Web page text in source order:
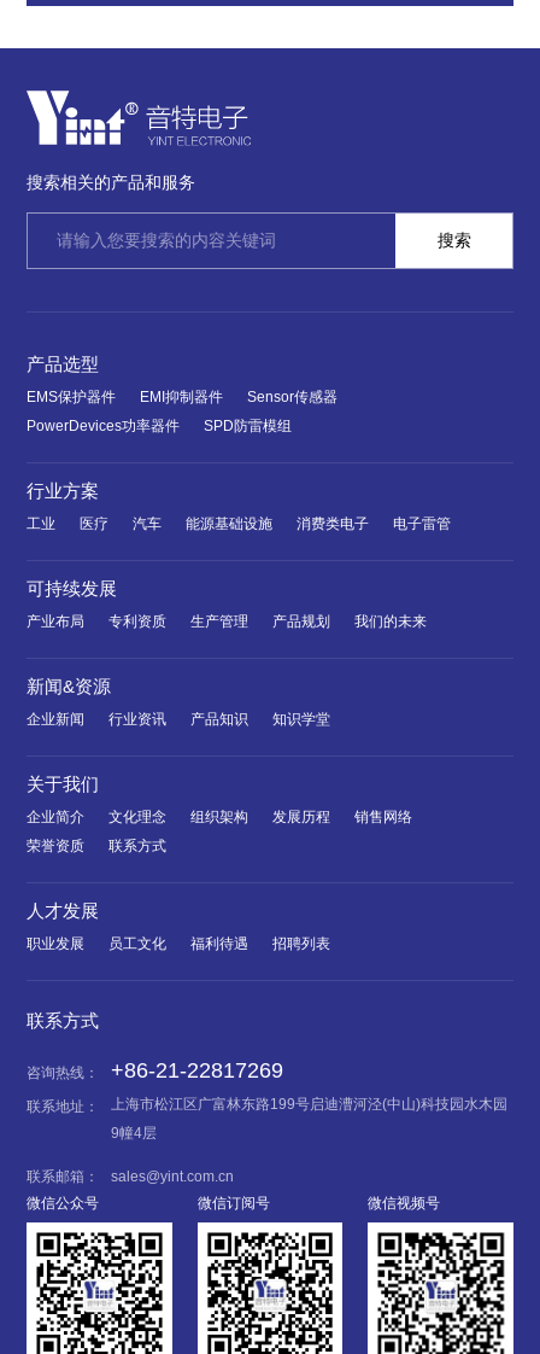
搜索相关的产品和服务
产品选型
EMS保护器件 EMI抑制器件
Sensor传感器
PowerDevices功率器件
SPD防雷模组
行业方案
工业 医疗 汽车 能源基础设施 消费类电子 电子雷管
可持续发展
产业布局 专利资质 生产管理 产品规划 我们的未来
新闻&资源
企业新闻 行业资讯 产品知识 知识学堂
关于我们
企业简介 文化理念 组织架构 发展历程
销售网络
荣誉资质
联系方式
人才发展
职业发展 员工文化 福利待遇 招聘列表
联系方式
咨询热线： +86-21-22817269
联系地址：
上海市松江区广富林东路199号启迪漕河泾(中山)科技园水木园
9幢4层
联系邮箱：
sales@yint.com.cn
微信公众号
微信订阅号 微信视频号